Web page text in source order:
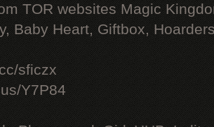
TOR websites Magic
Baby Heart, Giftbox,
sficzx
Y7P84